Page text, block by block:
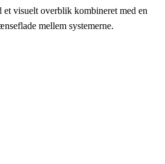
visuelt overblik kombineret med en
mellem systemerne.